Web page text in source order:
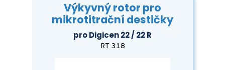
Výkyvný rotor pro
mikrotitrační destičky
pro Digicen 22 / 22 R
RT 318